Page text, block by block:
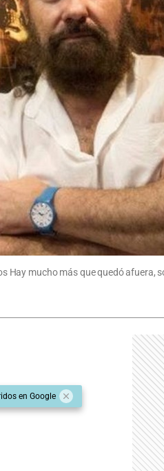
Hay mucho más que quedó afuera,
en Google